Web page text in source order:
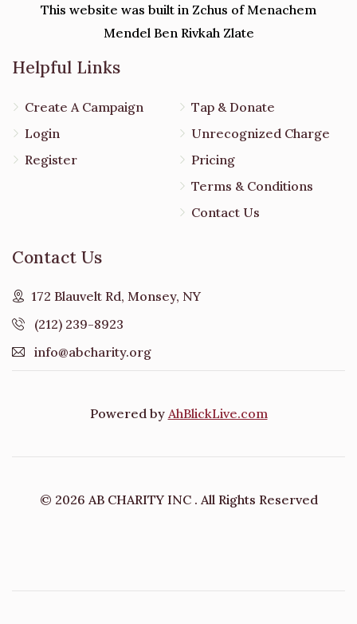
This website was built in Zchus of Menachem
Mendel Ben Rivkah Zlate
Helpful Links
Create A Campaign
Login
Register
Tap & Donate
Unrecognized Charge
Pricing
Terms & Conditions
Contact Us
Contact Us
172 Blauvelt Rd, Monsey, NY
(212) 239-8923
info@abcharity.org
Powered by AhBlickLive.com
© 2026 AB CHARITY INC . All Rights Reserved